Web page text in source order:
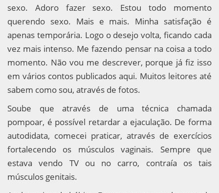
sexo. Adoro fazer sexo. Estou todo momento
querendo sexo. Mais e mais. Minha satisfação é
apenas temporária. Logo o desejo volta, ficando cada
vez mais intenso. Me fazendo pensar na coisa a todo
momento. Não vou me descrever, porque já fiz isso
em vários contos publicados aqui. Muitos leitores até
sabem como sou, através de fotos.
Soube que através de uma técnica chamada
pompoar, é possível retardar a ejaculação. De forma
autodidata, comecei praticar, através de exercícios
fortalecendo os músculos vaginais. Sempre que
estava vendo TV ou no carro, contraía os tais
músculos genitais.